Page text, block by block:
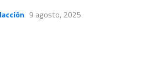
9 agosto, 2025